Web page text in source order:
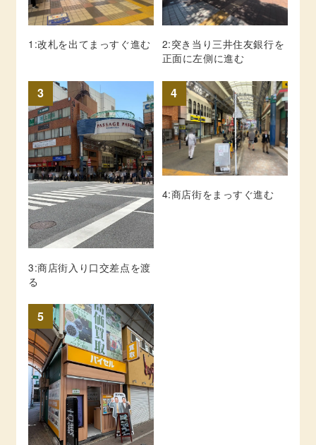
1:改札を出てまっすぐ進む
2:突き当り三井住友銀行を
正面に左側に進む
3
3:商店街入り口交差点を渡
る
4
4:商店街をまっすぐ進む
5